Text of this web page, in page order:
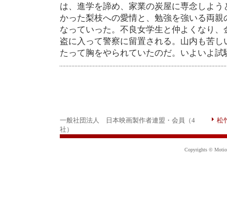
は、進学を諦め、家業の炭屋に専念しよ
かった梨枝への愛情と、勉強を強いる両
なっていった。不良女学生と仲よくなり
盗に入って警察に留置される。山内も苦
たって胸をやられていたのだ。いよいよ試
一般社団法人 日本映画製作者連盟・会員（4
社）
松
Copyrights ©